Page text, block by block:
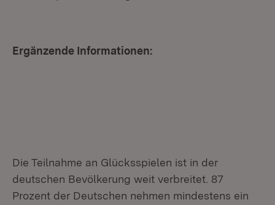
Ergänzende Informationen:
Die Teilnahme an Glücksspielen ist in der
deutschen Bevölkerung weit verbreitet. 87
Prozent der Deutschen nehmen mindestens ein